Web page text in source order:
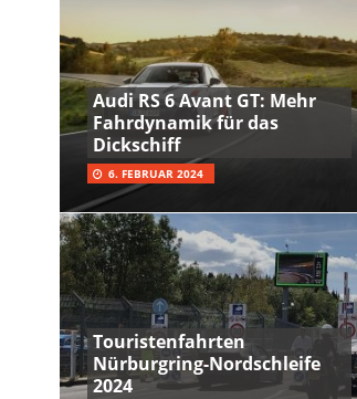
Audi RS 6 Avant GT: Mehr
Fahrdynamik für das
Dickschiff
6. FEBRUAR 2024
Touristenfahrten
Nürburgring-Nordschleife
2024